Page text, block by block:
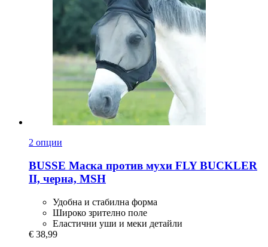
2 опции
BUSSE Маска против мухи FLY BUCKLER
II, черна, MSH
Удобна и стабилна форма
Широко зрително поле
Еластични уши и меки детайли
€ 38,99